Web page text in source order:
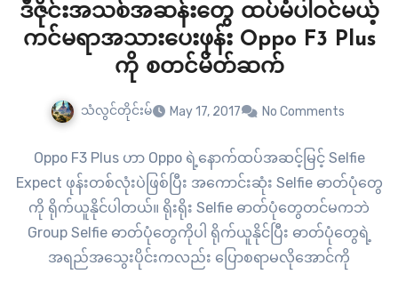
ဒီဇိုင်းအသစ်အဆန်းတွေ ထပ်မံပါဝင်မယ့်
ကင်မရာအသားပေးဖုန်း Oppo F3 Plus
ကို စတင်မိတ်ဆက်
သံလွင်တိုင်းမ် May 17, 2017 No Comments
Oppo F3 Plus ဟာ Oppo ရဲ့နောက်ထပ်အဆင့်မြင့် Selfie
Expect ဖုန်းတစ်လုံးပဲဖြစ်ပြီး အကောင်းဆုံး Selfie ဓာတ်ပုံတွေ
ကို ရိုက်ယူနိုင်ပါတယ်။ ရိုးရိုး Selfie ဓာတ်ပုံတွေတင်မကဘဲ
Group Selfie ဓာတ်ပုံတွေကိုပါ ရိုက်ယူနိုင်ပြီး ဓာတ်ပုံတွေရဲ့
အရည်အသွေးပိုင်းကလည်း ပြောစရာမလိုအောင်ကို